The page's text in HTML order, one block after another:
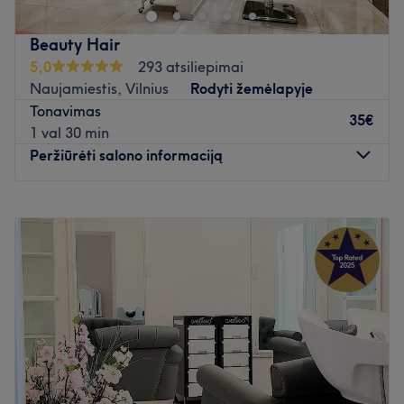
Beauty Hair
5,0
293 atsiliepimai
Naujamiestis, Vilnius
Rodyti žemėlapyje
Tonavimas
1 val 30 min
35€
Peržiūrėti salono informaciją
20:00
Trečiadienis
10:00
20:00
Ketvirtadienis
–20:00
Penktadienis
20:00
Šeštadienis
10:00 – 18:00
Sekmadienis
Uždaryta
Esu kvalifikuota kirpėja. Baigus plataus profilio kirpėjų
kursus nuolatos tobulinu savo žinias bei praktinius